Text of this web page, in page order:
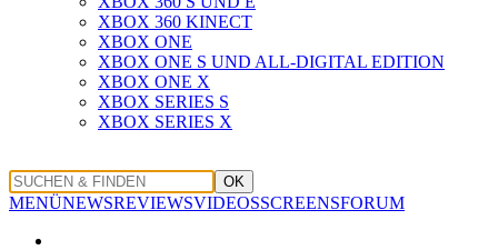
XBOX 360 KINECT
XBOX ONE
XBOX ONE S UND ALL-DIGITAL EDITION
XBOX ONE X
XBOX SERIES S
XBOX SERIES X
OK
MENÜNEWSREVIEWSVIDEOSSCREENSFORUM